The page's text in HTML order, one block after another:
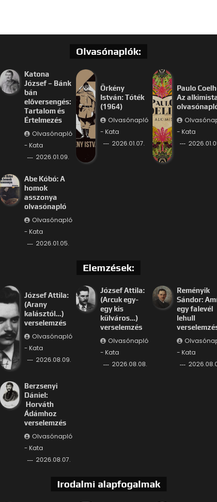
Olvasónaplók:
Katona
József – Bánk
bán
előversengés:
Tartalom és
Értelmezés
Olvasónapló
- Kata
2026.01.09.
Örkény
István: Tóték
(1964)
Olvasónapló
- Kata
2026.01.07.
Paulo
Az
- Kata
Abe Kóbó: A
homok
asszonya
olvasónapló
Olvasónapló
- Kata
2026.01.05.
Elemzések:
József Attila:
(Arany
kalásztól…)
verselemzés
Olvasónapló
- Kata
2026.08.09.
József Attila:
(Arcuk egy-
egy kis
külváros…)
verselemzés
Olvasónapló
- Kata
2026.08.08.
Reményik
Sándor:
egy falevél
lehull
- Kata
Berzsenyi
Dániel:
Horváth
Ádámhoz
verselemzés
Olvasónapló
- Kata
2026.08.07.
Irodalmi alapfogalmak